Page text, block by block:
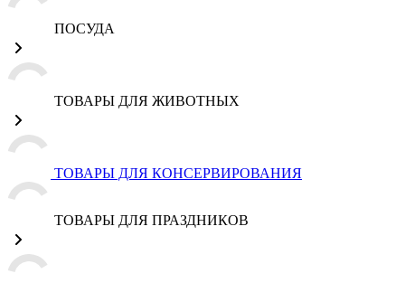
ПОСУДА
ТОВАРЫ ДЛЯ ЖИВОТНЫХ
ТОВАРЫ ДЛЯ КОНСЕРВИРОВАНИЯ
ТОВАРЫ ДЛЯ ПРАЗДНИКОВ